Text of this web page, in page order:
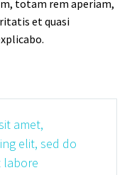
totam rem aperiam,
et quasi
amet,
elit, sed do
labore